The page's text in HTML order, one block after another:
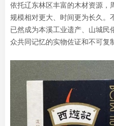
依托辽东林区丰富的木材资源，
规模相对更大、时间更为长久。
已然成为本溪工业遗产、山城民
众共同记忆的实物佐证和不可复